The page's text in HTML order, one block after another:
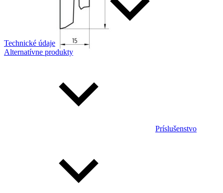
Technické údaje
Alternatívne produkty
Príslušenstvo